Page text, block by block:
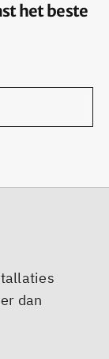
het beste
dan